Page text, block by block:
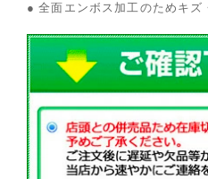
● 全面エンボス加工のためキズ